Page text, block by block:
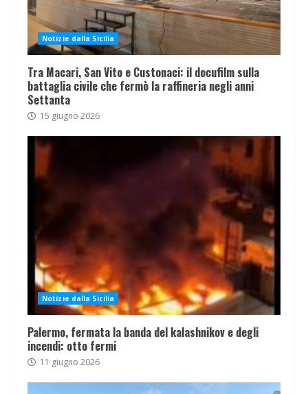
Notizie dalla Sicilia
Tra Macari, San Vito e Custonaci: il docufilm sulla
battaglia civile che fermò la raffineria negli anni
Settanta
15 giugno 2026
Notizie dalla Sicilia
Palermo, fermata la banda del kalashnikov e degli
incendi: otto fermi
11 giugno 2026